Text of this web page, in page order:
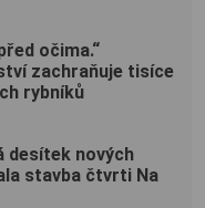
očima.“
zachraňuje tisíce
rybníků
desítek nových
stavba čtvrti Na